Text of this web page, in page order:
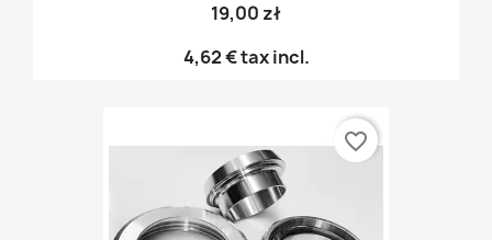
19,00 zł
4,62 €tax incl.
favorite_border